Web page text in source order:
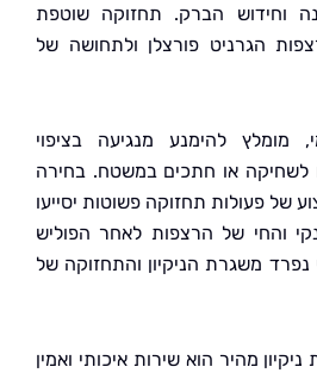
הברק. תחזוקה שוטפת
פורצלן ולתחושה של
להימנע מנגיעה בציפוי
או חתכים במשטח. בחירה
תחזוקה פשוטות יסייעו
הרצפות לאחר הפוליש
הניקיון והתחזוקה של
הוא שירות איכותי ואמין